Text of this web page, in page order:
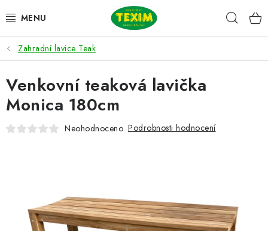
na
ZAHRADNÍ SESTAVY
ŽIDLE
STOLY
POLSTRY
Zahradní lavice Teak
Venkovní teaková lavička
Monica 180cm
Neohodnoceno Podrobnosti hodnocení